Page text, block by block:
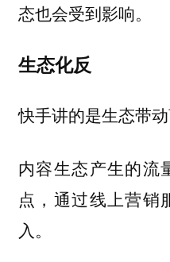
态也会受到影响。
生态化反
快手讲的是生态带动
内容生态产生的流
点，通过线上营销
入。